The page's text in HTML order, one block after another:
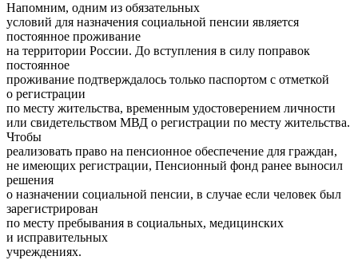
Напомним, одним из обязательных
условий для назначения социальной пенсии является
постоянное проживание
на территории России. До вступления в силу поправок
постоянное
проживание подтверждалось только паспортом с отметкой
о регистрации
по месту жительства, временным удостоверением личности
или свидетельством МВД о регистрации по месту жительства.
Чтобы
реализовать право на пенсионное обеспечение для граждан,
не имеющих регистрации, Пенсионный фонд ранее выносил
решения
о назначении социальной пенсии, в случае если человек был
зарегистрирован
по месту пребывания в социальных, медицинских
и исправительных
учреждениях.